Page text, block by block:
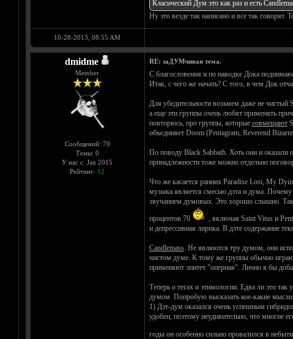
Класический Дум это как раз и есть
Ну это везде так написано и все так говорят.
10-28-2013, 08:55 AM
dmidme
Member
Сообщений: 70
Темы: 0
У нас с: Jan 2015
Рейтинг: 12
RE: заДУМчивая тема.
С благословения и по наводке Дока поднимаю
Итак, с чего же начать? С того, в чем Док
Для убедительности возьмем даже не чистый
а еще эти группы очень любят применять
повторюсь, про группы, которые совмещают
объединяет Doom (Pentagram, Reverend
По поводу Black Sabbath. Хоть они и
принадлежности тоже можно отдельно
Что же касается ранних Paradise Lost, My
музыка является смесью дэта и дума. Почему
звучанием думовых. Это хорошо слышно.
процентов 70
, включая Saint Vitus и
и депрессивная лирика. В дэте содержание
Candlemass. Не являются тру думом, они
чистом думе. К тому же группы обычно
применяют эпитет "оперная". Лично я бы
Теперь о тегах и этимологии. Едва ли это
думом. Попробую высказать кое-какие мысли
1) Дэт-дум оказался очень успешным
удобен, поэтому неудивительно, что многие
годы он особенно сильно провалился в